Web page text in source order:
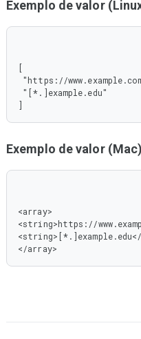
Exemplo de valor
[
]
Exemplo de valor
<array>
<string>https://
</array>